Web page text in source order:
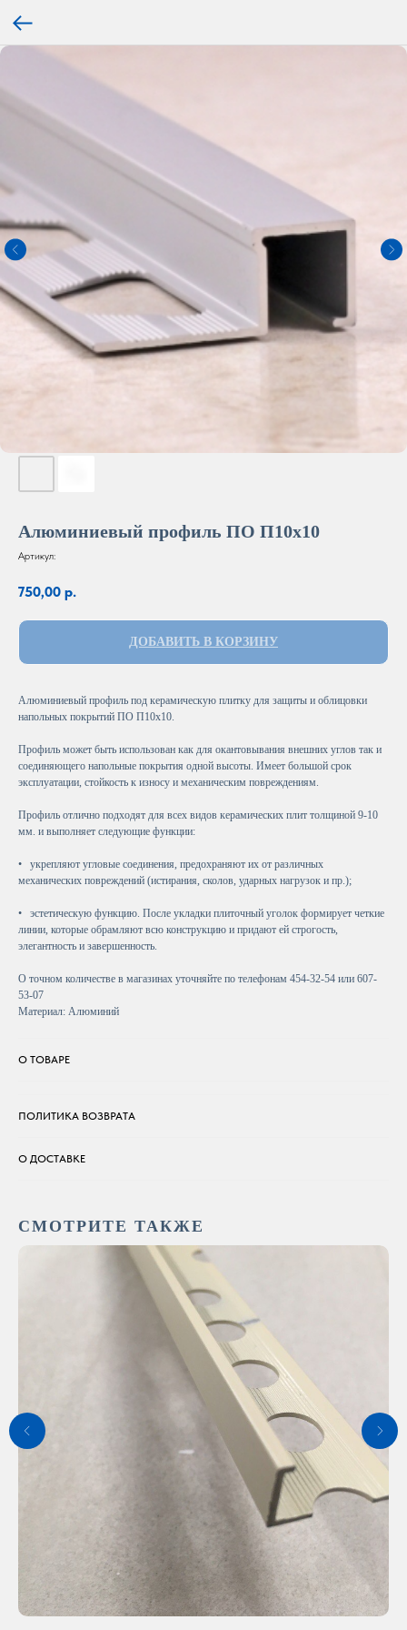
Алюминиевый профиль ПО П10х10
Артикул:
750,00 р.
ДОБАВИТЬ В КОРЗИНУ
Алюминиевый профиль под керамическую плитку для защиты и облицовки
напольных покрытий ПО П10х10.
Профиль может быть использован как для окантовывания внешних углов так и
соединяющего напольные покрытия одной высоты. Имеет большой срок
эксплуатации, стойкость к износу и механическим повреждениям.
Профиль отлично подходят для всех видов керамических плит толщиной 9-10
мм. и выполняет следующие функции:
• укрепляют угловые соединения, предохраняют их от различных
механических повреждений (истирания, сколов, ударных нагрузок и пр.);
• эстетическую функцию. После укладки плиточный уголок формирует четкие
линии, которые обрамляют всю конструкцию и придают ей строгость,
элегантность и завершенность.
О точном количестве в магазинах уточняйте по телефонам 454-32-54 или 607-
53-07
Материал: Алюминий
О ТОВАРЕ
ПОЛИТИКА ВОЗВРАТА
О ДОСТАВКЕ
СМОТРИТЕ ТАКЖЕ